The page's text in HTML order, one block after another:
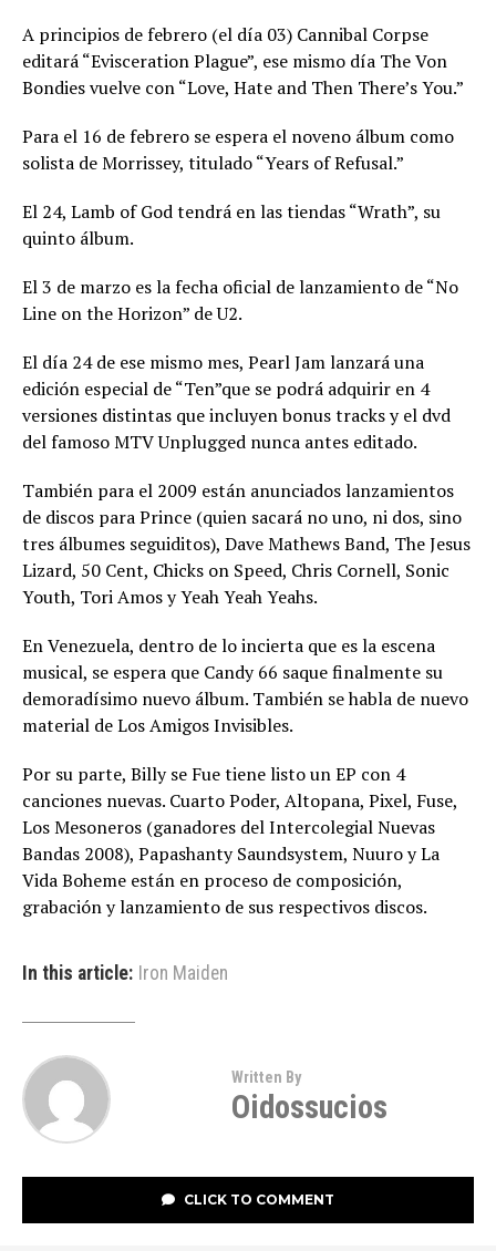
A principios de febrero (el día 03) Cannibal Corpse
editará “Evisceration Plague”, ese mismo día The Von
Bondies vuelve con “Love, Hate and Then There’s You.”
Para el 16 de febrero se espera el noveno álbum como
solista de Morrissey, titulado “Years of Refusal.”
El 24, Lamb of God tendrá en las tiendas “Wrath”, su
quinto álbum.
El 3 de marzo es la fecha oficial de lanzamiento de “No
Line on the Horizon” de U2.
El día 24 de ese mismo mes, Pearl Jam lanzará una
edición especial de “Ten”que se podrá adquirir en 4
versiones distintas que incluyen bonus tracks y el dvd
del famoso MTV Unplugged nunca antes editado.
También para el 2009 están anunciados lanzamientos
de discos para Prince (quien sacará no uno, ni dos, sino
tres álbumes seguiditos), Dave Mathews Band, The Jesus
Lizard, 50 Cent, Chicks on Speed, Chris Cornell, Sonic
Youth, Tori Amos y Yeah Yeah Yeahs.
En Venezuela, dentro de lo incierta que es la escena
musical, se espera que Candy 66 saque finalmente su
demoradísimo nuevo álbum. También se habla de nuevo
material de Los Amigos Invisibles.
Por su parte, Billy se Fue tiene listo un EP con 4
canciones nuevas. Cuarto Poder, Altopana, Pixel, Fuse,
Los Mesoneros (ganadores del Intercolegial Nuevas
Bandas 2008), Papashanty Saundsystem, Nuuro y La
Vida Boheme están en proceso de composición,
grabación y lanzamiento de sus respectivos discos.
In this article: Iron Maiden
Written By
Oidossucios
CLICK TO COMMENT